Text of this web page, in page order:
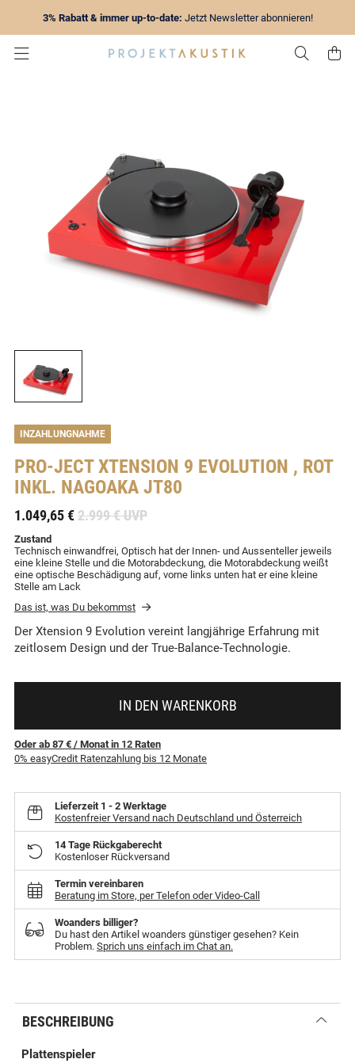
3% Rabatt & immer up-to-date: Jetzt Newsletter abonnieren!
Zur
INZAHLUNGNAHME
PRO-JECTXTENSION 9 EVOLUTION , ROT
INKL. NAGOAKA JT80
1.049,65 €2.999 € UVP
Zustand
Technisch einwandfrei, Optisch hat der Innen- und Aussenteller jeweils
eine kleine Stelle und die Motorabdeckung, die Motorabdeckung weißt
eine optische Beschädigung auf, vorne links unten hat er eine kleine
Stelle am Lack
Das ist, was Du bekommst
Der Xtension 9 Evolution vereint langjährige Erfahrung mit
zeitlosem Design und der True-Balance-Technologie.
IN DEN WARENKORB
Oder ab 87 € / Monatin 12 Raten
0% easyCredit Ratenzahlung bis 12 Monate
Lieferzeit 1 - 2 Werktage
Kostenfreier Versand nach Deutschland und Österreich
14 Tage Rückgaberecht
Kostenloser Rückversand
Termin vereinbaren
Beratung im Store, per Telefon oder Video-Call
Woanders billiger?
Du hast den Artikel woanders günstiger gesehen? Kein
Problem. Sprich uns einfach im Chat an.
BESCHREIBUNG
Plattenspieler